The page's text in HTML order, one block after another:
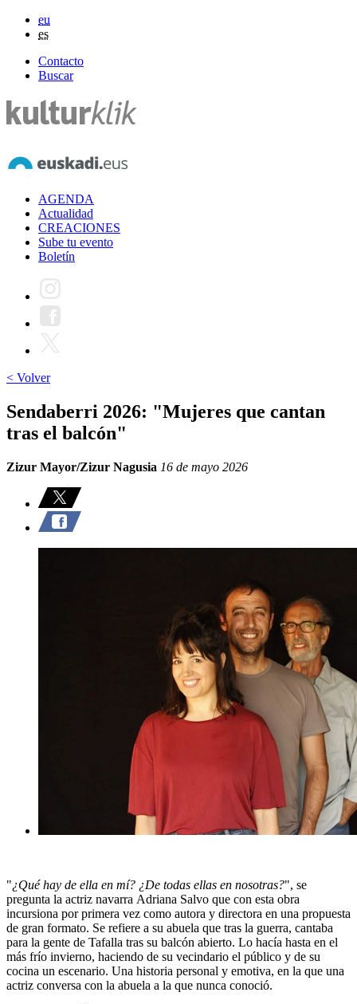
eu
es
Contacto
Buscar
AGENDA
Actualidad
CREACIONES
Sube tu evento
Boletín
< Volver
Sendaberri 2026: "Mujeres que cantan
tras el balcón"
Zizur Mayor/Zizur Nagusia 16 de mayo 2026
"¿Qué hay de ella en mí? ¿De todas ellas en nosotras?", se
pregunta la actriz navarra Adriana Salvo que con esta obra
incursiona por primera vez como autora y directora en una propuesta
de gran formato. Se refiere a su abuela que tras la guerra, cantaba
para la gente de Tafalla tras su balcón abierto. Lo hacía hasta en el
más frío invierno, haciendo de su vecindario el público y de su
cocina un escenario. Una historia personal y emotiva, en la que una
actriz conversa con la abuela a la que nunca conoció.